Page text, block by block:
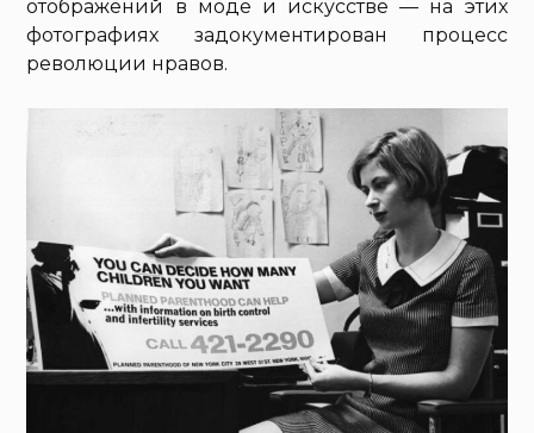
отображений в моде и искусстве — на этих
фотографиях задокументирован процесс
революции нравов.